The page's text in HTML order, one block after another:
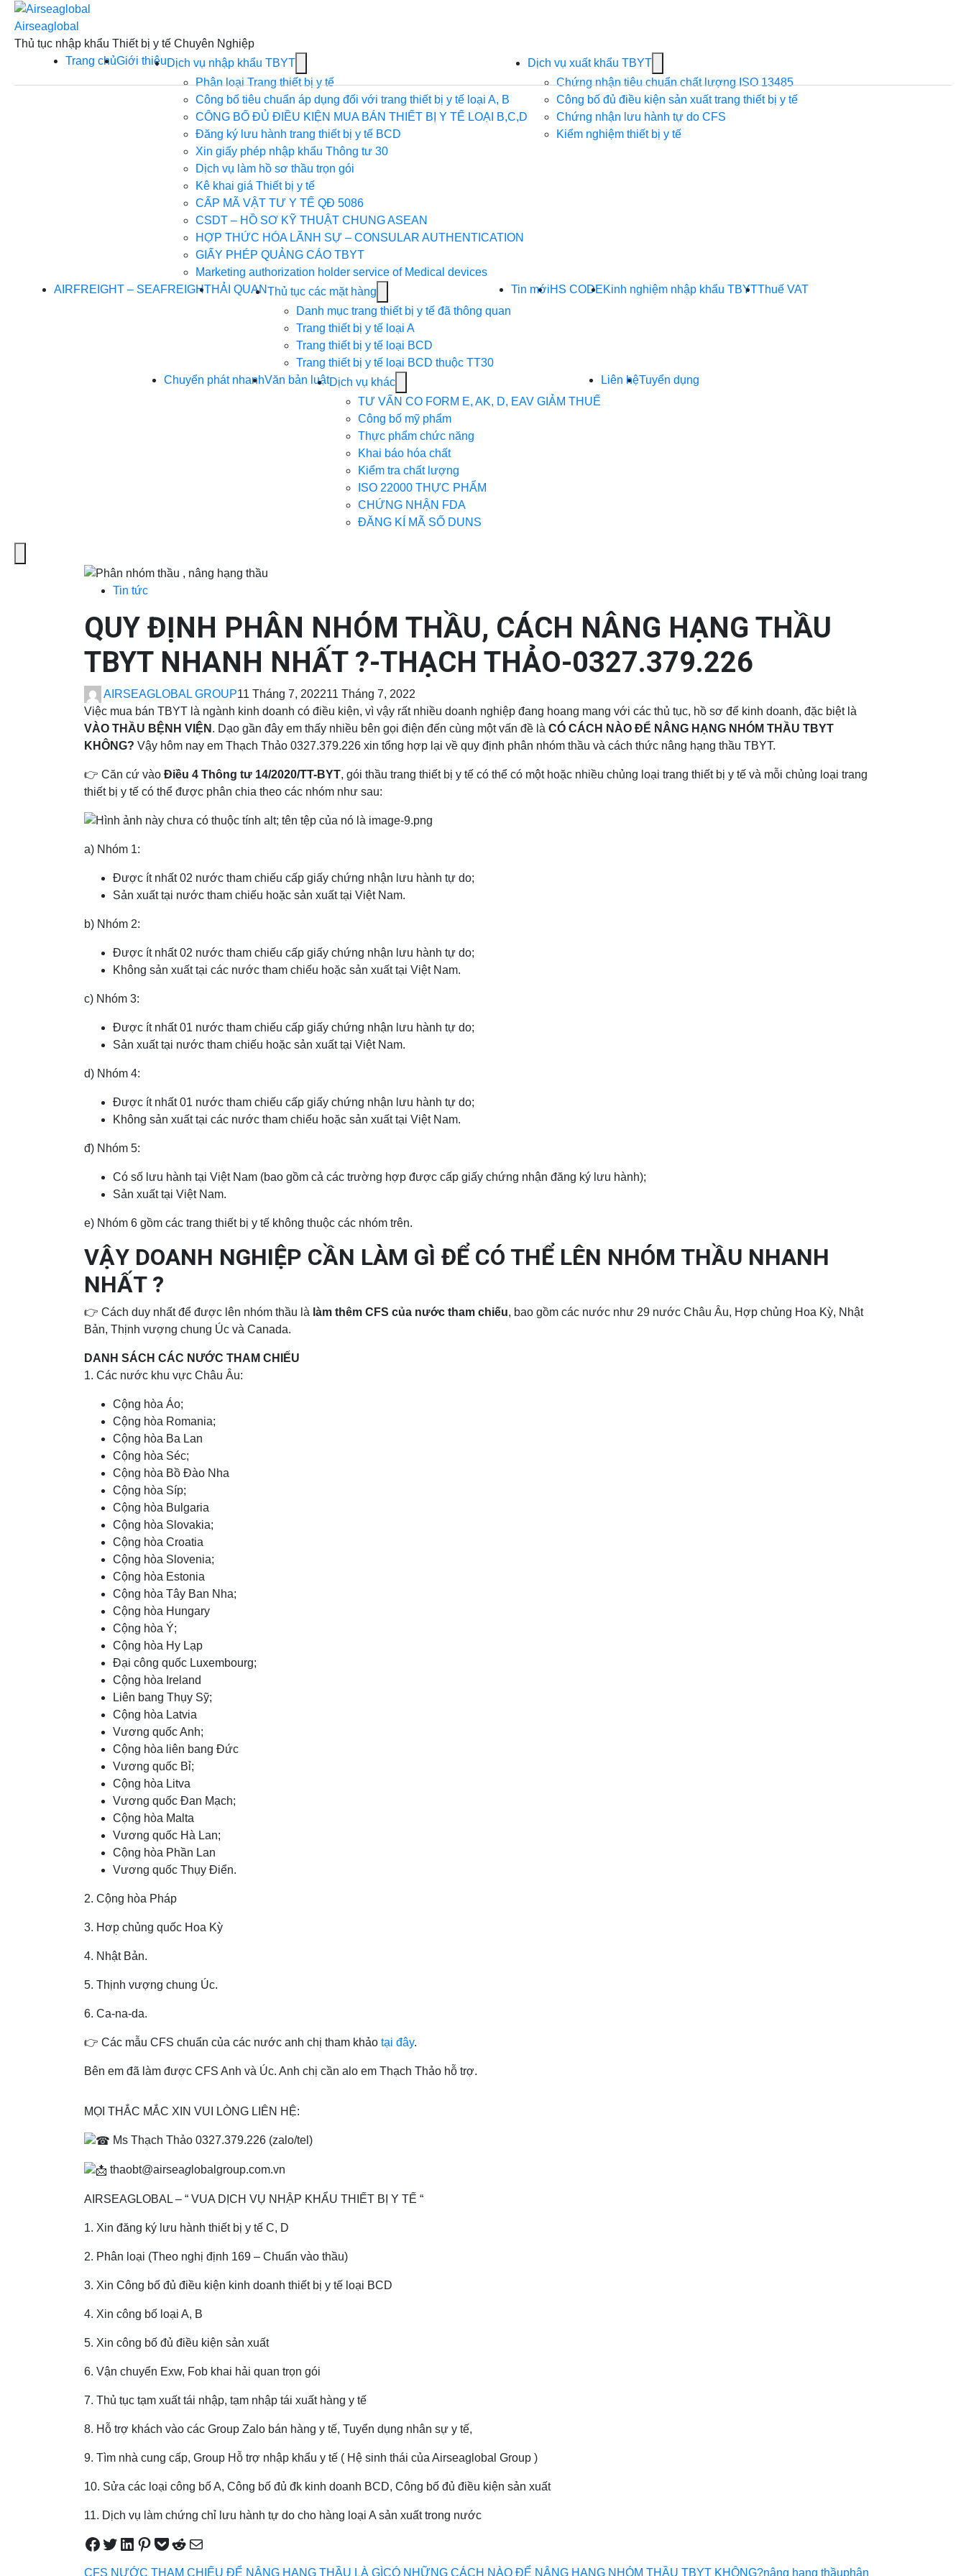
Skip
content
Airseaglobal
Thủ tục nhập khẩu Thiết bị y tế Chuyên Nghiệp
Trang chủGiới thiệuDịch vụ nhập khẩu TBYT
submenu
for
Dịch
vụ
nhập
khẩu
TBYT
Phân loại Trang thiết bị y tế
Công bố tiêu chuẩn áp dụng đối với trang thiết bị y tế loại A, B
CÔNG BỐ ĐỦ ĐIỀU KIỆN MUA BÁN THIẾT BỊ Y TẾ LOẠI B,C,D
Đăng ký lưu hành trang thiết bị y tế BCD
Xin giấy phép nhập khẩu Thông tư 30
Dịch vụ làm hồ sơ thầu trọn gói
Kê khai giá Thiết bị y tế
CẤP MÃ VẬT TƯ Y TẾ QĐ 5086
CSDT – HỒ SƠ KỸ THUẬT CHUNG ASEAN
HỢP THỨC HÓA LÃNH SỰ – CONSULAR AUTHENTICATION
GIẤY PHÉP QUẢNG CÁO TBYT
Marketing authorization holder service of Medical devices
Dịch vụ xuất khẩu TBYT
submenu
for
Dịch
vụ
Chứng nhận tiêu chuẩn chất lượng ISO 13485
Công bố đủ điều kiện sản xuất trang thiết bị y tế
Chứng nhận lưu hành tự do CFS
Kiểm nghiệm thiết bị y tế
AIRFREIGHT – SEAFREIGHTHẢI QUANThủ tục các mặt hàng
submenu
for
Thủ
tục
các
mặt
hàng
Danh mục trang thiết bị y tế đã thông quan
Trang thiết bị y tế loại A
Trang thiết bị y tế loại BCD
Trang thiết bị y tế loại BCD thuộc TT30
Tin mớiHS CODEKinh nghiệm nhập khẩu TBYTThuế VAT
Chuyển phát nhanhVăn bản luậtDịch vụ khác
submenu
for
Dịch
vụ
khác
TƯ VẤN CO FORM E, AK, D, EAV GIẢM THUẾ
Công bố mỹ phẩm
Thực phẩm chức năng
Khai báo hóa chất
Kiểm tra chất lượng
ISO 22000 THỰC PHẨM
CHỨNG NHẬN FDA
ĐĂNG KÍ MÃ SỐ DUNS
Liên hệTuyển dụng
Tin tức
QUY ĐỊNH PHÂN NHÓM THẦU, CÁCH NÂNG HẠNG THẦU
TBYT NHANH NHẤT ?-THẠCH THẢO-0327.379.226
AIRSEAGLOBAL GROUP11 Tháng 7, 202211 Tháng 7, 2022
Việc mua bán TBYT là ngành kinh doanh có điều kiện, vì vậy rất nhiều doanh nghiệp đang hoang mang với các thủ tục, hồ sơ để kinh doanh, đặc biệt là
VÀO THẦU BỆNH VIỆN . Dạo gần đây em thấy nhiều bên gọi điện đến cùng một vấn đề là CÓ CÁCH NÀO ĐỂ NÂNG HẠNG NHÓM THẦU TBYT
KHÔNG? Vậy hôm nay em Thạch Thảo 0327.379.226 xin tổng hợp lại về quy định phân nhóm thầu và cách thức nâng hạng thầu TBYT.
👉 Căn cứ vào Điều 4 Thông tư 14/2020/TT-BYT, gói thầu trang thiết bị y tế có thể có một hoặc nhiều chủng loại trang thiết bị y tế và mỗi chủng loại trang
thiết bị y tế có thể được phân chia theo các nhóm như sau:
a) Nhóm 1:
Được ít nhất 02 nước tham chiếu cấp giấy chứng nhận lưu hành tự do;
Sản xuất tại nước tham chiếu hoặc sản xuất tại Việt Nam.
b) Nhóm 2:
Được ít nhất 02 nước tham chiếu cấp giấy chứng nhận lưu hành tự do;
Không sản xuất tại các nước tham chiếu hoặc sản xuất tại Việt Nam.
c) Nhóm 3:
Được ít nhất 01 nước tham chiếu cấp giấy chứng nhận lưu hành tự do;
Sản xuất tại nước tham chiếu hoặc sản xuất tại Việt Nam.
d) Nhóm 4:
Được ít nhất 01 nước tham chiếu cấp giấy chứng nhận lưu hành tự do;
Không sản xuất tại các nước tham chiếu hoặc sản xuất tại Việt Nam.
đ) Nhóm 5:
Có số lưu hành tại Việt Nam (bao gồm cả các trường hợp được cấp giấy chứng nhận đăng ký lưu hành);
Sản xuất tại Việt Nam.
e) Nhóm 6 gồm các trang thiết bị y tế không thuộc các nhóm trên.
VẬY DOANH NGHIỆP CẦN LÀM GÌ ĐỂ CÓ THỂ LÊN NHÓM THẦU NHANH
NHẤT ?
👉 Cách duy nhất để được lên nhóm thầu là làm thêm CFS của nước tham chiếu, bao gồm các nước như 29 nước Châu Âu, Hợp chủng Hoa Kỳ, Nhật
Bản, Thịnh vượng chung Úc và Canada.
DANH SÁCH CÁC NƯỚC THAM CHIẾU
1. Các nước khu vực Châu Âu:
Cộng hòa Áo;
Cộng hòa Romania;
Cộng hòa Ba Lan
Cộng hòa Séc;
Cộng hòa Bồ Đào Nha
Cộng hòa Síp;
Cộng hòa Bulgaria
Cộng hòa Slovakia;
Cộng hòa Croatia
Cộng hòa Slovenia;
Cộng hòa Estonia
Cộng hòa Tây Ban Nha;
Cộng hòa Hungary
Cộng hòa Ý;
Cộng hòa Hy Lạp
Đại công quốc Luxembourg;
Cộng hòa Ireland
Liên bang Thụy Sỹ;
Cộng hòa Latvia
Vương quốc Anh;
Cộng hòa liên bang Đức
Vương quốc Bỉ;
Cộng hòa Litva
Vương quốc Đan Mạch;
Cộng hòa Malta
Vương quốc Hà Lan;
Cộng hòa Phần Lan
Vương quốc Thụy Điển.
2. Cộng hòa Pháp
3. Hơp̣ chủng quốc Hoa Kỳ
4. Nhật Bản.
5. Thịnh vượng chung Úc.
6. Ca-na-da.
👉 Các mẫu CFS chuẩn của các nước anh chị tham khảo tại đây.
Bên em đã làm được CFS Anh và Úc. Anh chị cần alo em Thạch Thảo hỗ trợ.
MỌI THẮC MẮC XIN VUI LÒNG LIÊN HỆ:
Ms Thạch Thảo 0327.379.226 (zalo/tel)
thaobt@airseag lobalgroup.com.vn
AIRSEAGLOBAL – “ VUA DỊCH VỤ NHẬP KHẨU THIẾT BỊ Y TẾ “
1. Xin đăng ký lưu hành thiết bị y tế C, D
2. Phân loại (Theo nghị định 169 – Chuẩn vào thầu)
3. Xin Công bố đủ điều kiện kinh doanh thiết bị y tế loại BCD
4. Xin công bố loại A, B
5. Xin công bố đủ điều kiện sản xuất
6. Vận chuyển Exw, Fob khai hải quan trọn gói
7. Thủ tục tạm xuất tái nhập, tạm nhập tái xuất hàng y tế
8. Hỗ trợ khách vào các Group Zalo bán hàng y tế, Tuyển dụng nhân sự y tế,
9. Tìm nhà cung cấp, Group Hỗ trợ nhập khẩu y tế ( Hệ sinh thái của Airseaglobal Group )
10. Sửa các loại công bố A, Công bố đủ đk kinh doanh BCD, Công bố đủ điều kiện sản xuất
11. Dịch vụ làm chứng chỉ lưu hành tự do cho hàng loại A sản xuất trong nước
Share on Facebook
Tweet on Twitter
Share on LinkedIn
Pin on Pinterest
Save to pocket
Share on Reddit
Share via Email
CFS NƯỚC THAM CHIẾU ĐỂ NÂNG HẠNG THẦU LÀ GÌ CÓ NHỮNG CÁCH NÀO ĐỂ NÂNG HẠNG NHÓM THẦU TBYT KHÔNG?nâng hạng thầuphân